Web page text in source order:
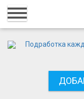
Главная